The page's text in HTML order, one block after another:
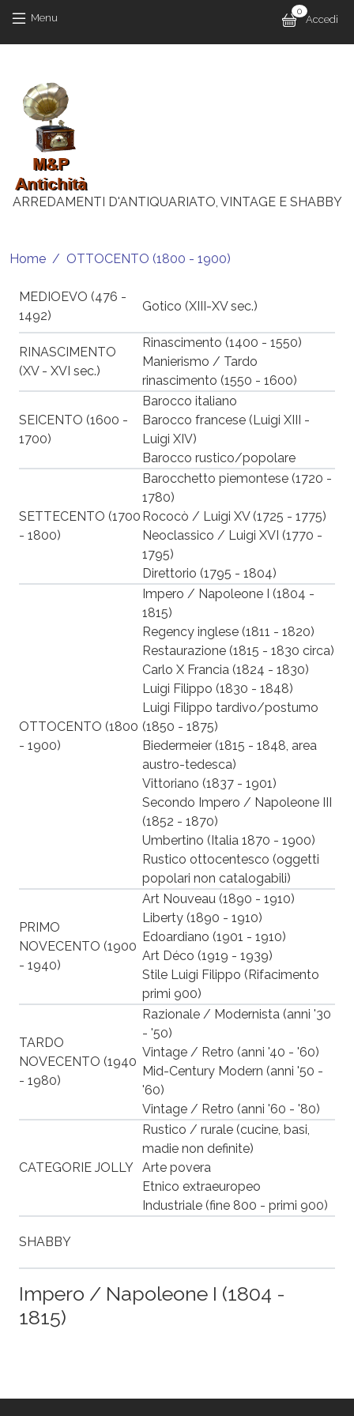
Menu
0
Accedi
ARREDAMENTI D'ANTIQUARIATO, VINTAGE E SHABBY
Briciole di pane
Home OTTOCENTO (1800 - 1900)
MEDIOEVO (476 -
1492)
Gotico (XIII-XV sec.)
RINASCIMENTO
(XV - XVI sec.)
Rinascimento (1400 - 1550)
Manierismo / Tardo
rinascimento (1550 - 1600)
SEICENTO (1600 -
1700)
Barocco italiano
Barocco francese (Luigi XIII -
Luigi XIV)
Barocco rustico/popolare
SETTECENTO (1700
- 1800)
Barocchetto piemontese (1720 -
1780)
Rococò / Luigi XV (1725 - 1775)
Neoclassico / Luigi XVI (1770 -
1795)
Direttorio (1795 - 1804)
OTTOCENTO (1800
- 1900)
Impero / Napoleone I (1804 -
1815)
Regency inglese (1811 - 1820)
Restaurazione (1815 - 1830 circa)
Carlo X Francia (1824 - 1830)
Luigi Filippo (1830 - 1848)
Luigi Filippo tardivo/postumo
(1850 - 1875)
Biedermeier (1815 - 1848, area
austro-tedesca)
Vittoriano (1837 - 1901)
Secondo Impero / Napoleone III
(1852 - 1870)
Umbertino (Italia 1870 - 1900)
Rustico ottocentesco (oggetti
popolari non catalogabili)
PRIMO
NOVECENTO (1900
- 1940)
Art Nouveau (1890 - 1910)
Liberty (1890 - 1910)
Edoardiano (1901 - 1910)
Art Déco (1919 - 1939)
Stile Luigi Filippo (Rifacimento
primi 900)
TARDO
NOVECENTO (1940
- 1980)
Razionale / Modernista (anni '30
- '50)
Vintage / Retro (anni '40 - '60)
Mid-Century Modern (anni '50 -
'60)
Vintage / Retro (anni '60 - '80)
CATEGORIE JOLLY
Rustico / rurale (cucine, basi,
madie non definite)
Arte povera
Etnico extraeuropeo
Industriale (fine 800 - primi 900)
SHABBY
Impero / Napoleone I (1804 -
1815)